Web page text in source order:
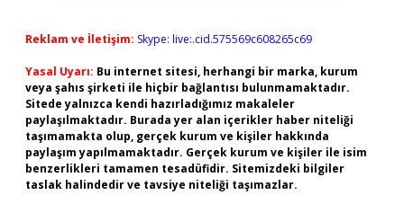
Reklam ve İletişim: Skype: live:.cid.575569c608265c69
Yasal Uyarı: Bu internet sitesi, herhangi bir marka, kurum
veya şahıs şirketi ile hiçbir bağlantısı bulunmamaktadır.
Sitede yalnızca kendi hazırladığımız makaleler
paylaşılmaktadır. Burada yer alan içerikler haber niteliği
taşımamakta olup, gerçek kurum ve kişiler hakkında
paylaşım yapılmamaktadır. Gerçek kurum ve kişiler ile isim
benzerlikleri tamamen tesadüfidir. Sitemizdeki bilgiler
taslak halindedir ve tavsiye niteliği taşımazlar.